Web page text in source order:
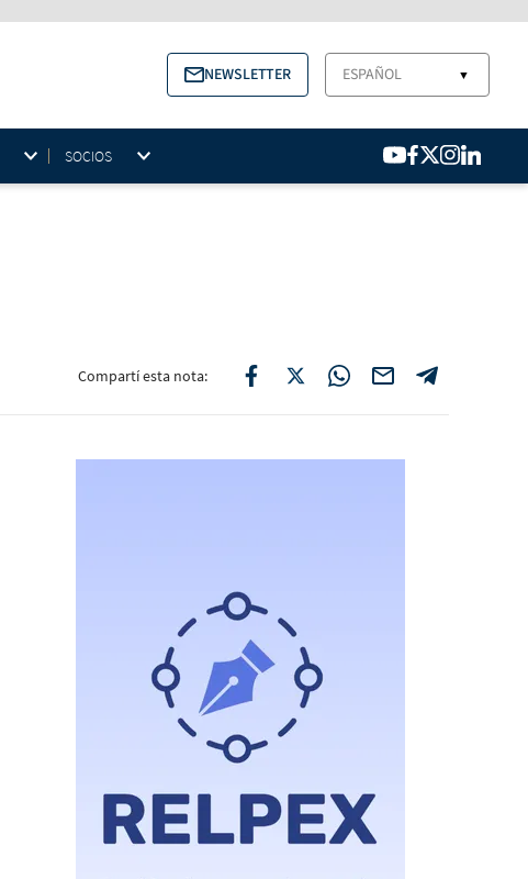
NEWSLETTER ESPAÑOL ▼
SOCIOS
Compartí esta nota: